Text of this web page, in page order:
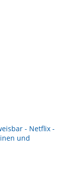
- Netflix -
und